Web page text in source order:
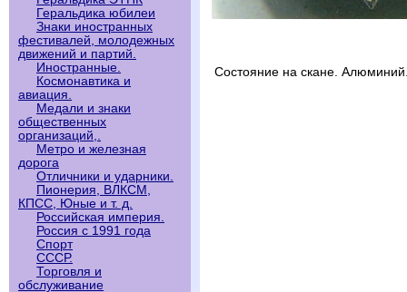
Геральдика юбилеи
Знаки иностранных
фестивалей, молодежных
движений и партий.
Иностранные.
Космонавтика и
авиация.
Медали и знаки
общественных
организаций,.
Метро и железная
дорога
Отличники и ударники.
Пионерия, ВЛКСМ,
КПСС, Юные и т. д.
Российская империя.
Россия с 1991 года
Спорт
СССР.
Торговля и
обслуживание
Состояние на скане.